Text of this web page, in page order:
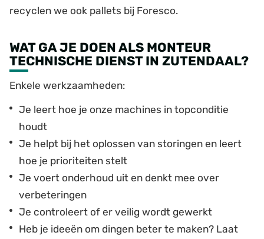
recyclen we ook pallets bij Foresco.
WAT GA JE DOEN ALS MONTEUR
TECHNISCHE DIENST IN ZUTENDAAL?
Enkele werkzaamheden:
Je leert hoe je onze machines in topconditie
houdt
Je helpt bij het oplossen van storingen en leert
hoe je prioriteiten stelt
Je voert onderhoud uit en denkt mee over
verbeteringen
Je controleert of er veilig wordt gewerkt
Heb je ideeën om dingen beter te maken? Laat